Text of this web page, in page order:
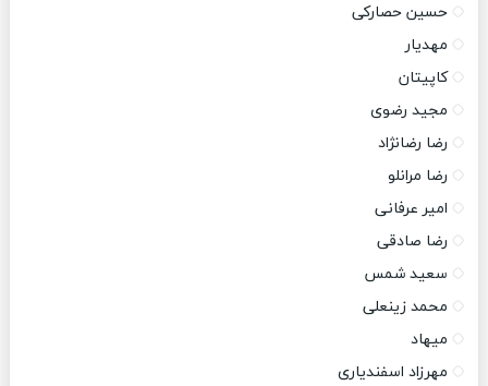
حسین حصارکی
مهدیار
کاپیتان
مجید رضوی
رضا رضانژاد
رضا مرانلو
امیر عرفانی
رضا صادقی
سعید شمس
محمد زینعلی
میهاد
مهرزاد اسفندیاری